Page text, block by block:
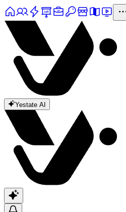
Yestate AI